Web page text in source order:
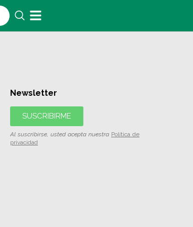
Newsletter
SUSCRIBIRME
Al suscribirse, usted acepta nuestra Política de
privacidad